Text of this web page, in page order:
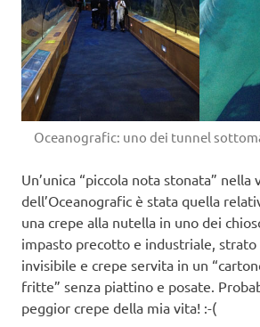
Oceanografic: uno dei tunnel
Un’unica “piccola nota stonata” nella
dell’Oceanografic è stata quella
una crepe alla nutella in uno dei
impasto precotto e industriale, strato
invisibile e crepe servita in un
fritte” senza piattino e posate.
peggior crepe della mia vita! :-(